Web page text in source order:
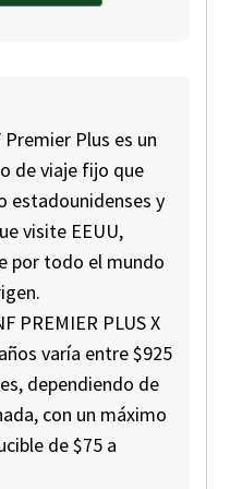
Plus es un
de viaje fijo que
estadounidenses y
visite EEUU,
por todo el mundo
PREMIER PLUS X
varía entre $925
dependiendo de
con un máximo
de $75 a